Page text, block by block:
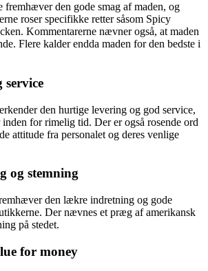
fremhæver den gode smag af maden, og
roser specifikke retter såsom Spicy
Kommentarerne nævner også, at maden
Flere kalder endda maden for den bedste i
den hurtige levering og god service,
for rimelig tid. Der er også rosende ord
attitude fra personalet og deres venlige
og stemning
den lækre indretning og gode
Der nævnes et præg af amerikansk
på stedet.
for money